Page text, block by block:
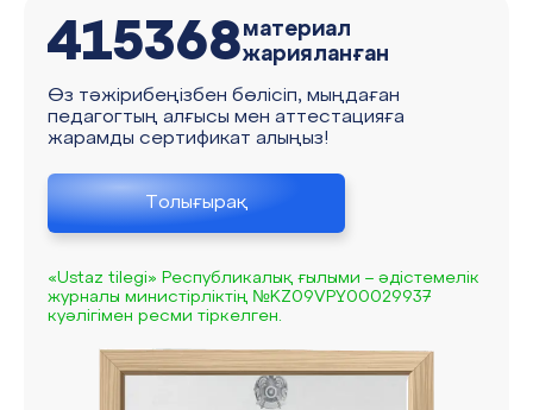
415368материал
жарияланған
Өз тәжірибеңізбен бөлісіп, мыңдаған
педагогтың алғысы мен аттестацияға
жарамды сертификат алыңыз!
Толығырақ
«Ustaz tilegi» Республикалық ғылыми – әдістемелік
журналы министірліктің №KZ09VPY00029937
куәлігімен ресми тіркелген.